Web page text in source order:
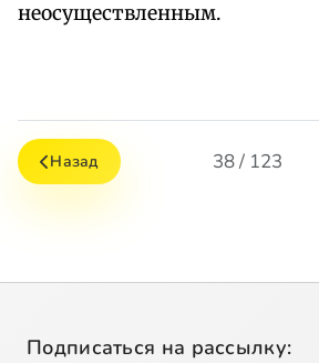
неосуществленным.
Назад 38 / 123
Подписаться на рассылку: